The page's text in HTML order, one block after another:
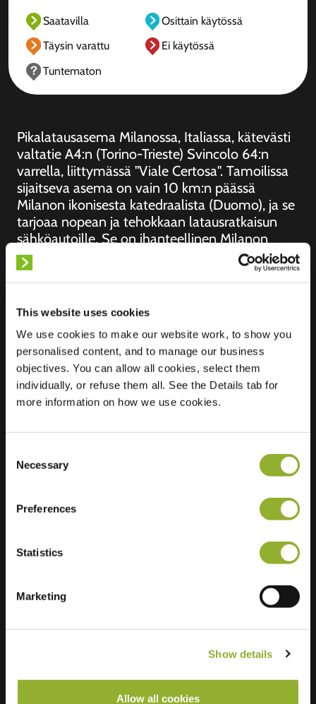
This website uses cookies
We use cookies to make our website work, to show you
personalised content, and to manage our business
objectives. You can allow all cookies, select them
individually, or refuse them all. See the Details tab for
more information on how we use cookies.
Selection
Necessary
Preferences
Statistics
Marketing
Show details
Allow all cookies
Saatavilla
Osittain käytössä
Täysin varattu
Ei käytössä
Tuntematon
Pikalatausasema Milanossa, Italiassa, kätevästi
valtatie A4:n (Torino-Trieste) Svincolo 64:n
varrella, liittymässä "Viale Certosa". Tamoilissa
sijaitseva asema on vain 10 km:n päässä
Milanon ikonisesta katedraalista (Duomo), ja se
tarjoaa nopean ja tehokkaan latausratkaisun
sähköautoille. Se on ihanteellinen Milanon
kautta kulkeville matkailijoille ja
työmatkalaisille, ja se tarjoaa helpon pääsyn
Italiaa.
Sijainti
Via Alessandro Litta
Modignani, 50
Ultra-Fast